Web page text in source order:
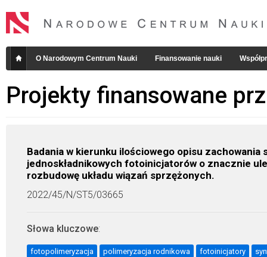
O Narodowym Centrum Nauki Finansowanie nauki
Projekty finansowane
Badania w kierunku ilościowego opisu
jednoskładnikowych fotoinicjatorów o znacznie
rozbudowę układu wiązań sprzężonych.
2022/45/N/ST5/03665
Słowa kluczowe:
fotopolimeryzacja polimeryzacja rodnikowa fotoinicjatory